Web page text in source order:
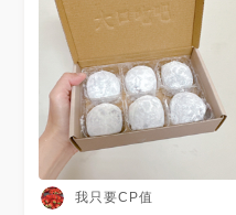
我只要CP值